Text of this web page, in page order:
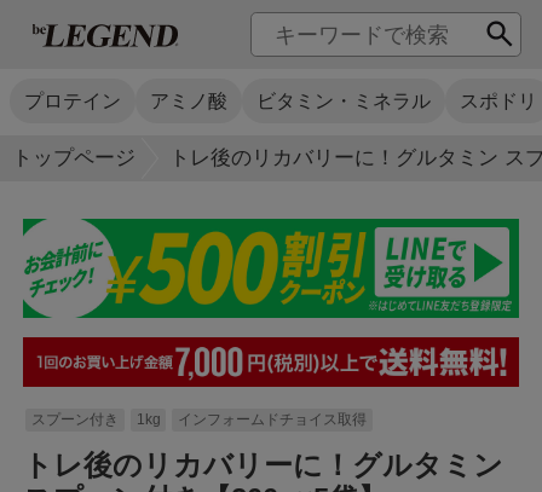
プロテイン アミノ酸 ビタミン・ミネラル スポドリ
トップページ トレ後のリカバリーに！グルタミン ス
スプーン付き 1kg インフォームドチョイス取得
トレ後のリカバリーに！グルタミン